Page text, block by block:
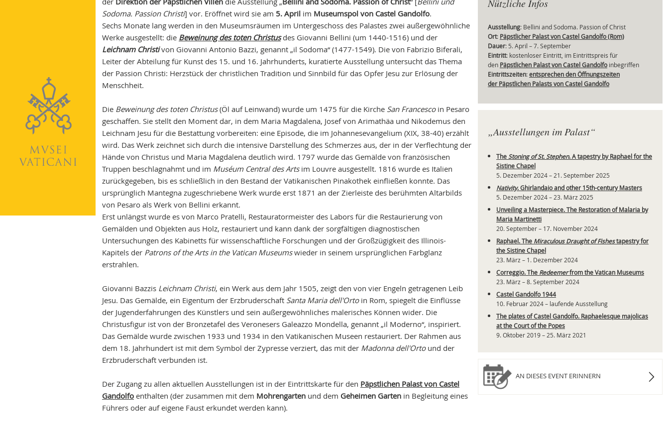
Sodoma. Passion Christi] vor. Eröffnet wird sie am 5. April im Museumspol von Castel Gandolfo.
Sechs Monate lang werden in den Museumsräumen im Untergeschoss des Palastes zwei außergewöhnliche
Werke ausgestellt: die Beweinung des toten Christusdes Giovanni Bellini (um 1440-1516) und der
Leichnam Christi von Giovanni Antonio Bazzi, genannt „il Sodoma“ (1477-1549). Die von Fabrizio Biferali,
Leiter der Abteilung für Kunst des 15. und 16. Jahrhunderts, kuratierte Ausstellung untersucht das Thema
der Passion Christi: Herzstück der christlichen Tradition und Sinnbild für das Opfer Jesu zur Erlösung der
Menschheit.
Die Beweinung des toten Christus(Öl auf Leinwand) wurde um 1475 für die Kirche San Francescoin Pesaro
geschaffen. Sie stellt den Moment dar, in dem Maria Magdalena, Josef von Arimathäa und Nikodemus den
Leichnam Jesu für die Bestattung vorbereiten: eine Episode, die im Johannesevangelium (XIX, 38-40) erzählt
wird. Das Werk zeichnet sich durch die intensive Darstellung des Schmerzes aus, der in der Verflechtung der
Hände von Christus und Maria Magdalena deutlich wird. 1797 wurde das Gemälde von französischen
Truppen beschlagnahmt und im Muséum Central des Artsim Louvre ausgestellt. 1816 wurde es Italien
zurückgegeben, bis es schließlich in den Bestand der Vatikanischen Pinakothek einfließen konnte. Das
ursprünglich Mantegna zugeschriebene Werk wurde erst 1871 an der Zierleiste des berühmten Altarbilds
von Pesaro als Werk von Bellini erkannt.
Erst unlängst wurde es von Marco Pratelli, Restauratormeister des Labors für die Restaurierung von
Gemälden und Objekten aus Holz, restauriert und kann dank der sorgfältigen diagnostischen
Untersuchungen des Kabinetts für wissenschaftliche Forschungen und der Großzügigkeit des Illinois-
Kapitels der Patrons of the Arts in the Vatican Museumswieder in seinem ursprünglichen Farbglanz
erstrahlen.
Giovanni Bazzis Leichnam Christi, ein Werk aus dem Jahr 1505, zeigt den von vier Engeln getragenen Leib
Jesu. Das Gemälde, ein Eigentum der Erzbruderschaft Santa Maria dell'Ortoin Rom, spiegelt die Einflüsse
der Jugenderfahrungen des Künstlers und sein außergewöhnliches malerisches Können wider. Die
Christusfigur ist von der Bronzetafel des Veronesers Galeazzo Mondella, genannt „il Moderno“, inspiriert.
Das Gemälde wurde zwischen 1933 und 1934 in den Vatikanischen Museen restauriert. Der Rahmen aus
dem 18. Jahrhundert ist mit dem Symbol der Zypresse verziert, das mit der Madonna dell'Ortound der
Erzbruderschaft verbunden ist.
Der Zugang zu allen aktuellen Ausstellungen ist in der Eintrittskarte für den Päpstlichen Palast von Castel
Gandolfoenthalten (der zusammen mit dem Mohrengartenund dem Geheimen Gartenin Begleitung eines
Führers oder auf eigene Faust erkundet werden kann).
Nützliche Infos
Ausstellung: Bellini and Sodoma. Passion of Christ
Ort: Päpstlicher Palast von Castel Gandolfo (Rom)
Dauer: 5. April – 7. September
Eintritt: kostenloser Eintritt, im Eintrittspreis für
den Päpstlichen Palast von Castel Gandolfoinbegriffen
Eintrittszeiten:entsprechen den Öffnungszeiten
der Päpstlichen Palasts von Castel Gandolfo
„Ausstellungen im Palast“
The Stoning of St. Stephen. A tapestry by Raphael for the
Sistine Chapel
5. Dezember 2024 – 21. September 2025
Nativity. Ghirlandaio and other 15th-century Masters
5. Dezember 2024 – 23. März 2025
Unveiling a Masterpiece. The Restoration of Malaria by
Maria Martinetti
20. September – 17. November 2024
Raphael. The Miraculous Draught of Fishestapestry for
the Sistine Chapel
23. März – 1. Dezember 2024
Correggio. The Redeemerfrom the Vatican Museums
23. März – 8. September 2024
Castel Gandolfo 1944
10. Februar 2024 – laufende Ausstellung
The plates of Castel Gandolfo. Raphaelesque majolicas
at the Court of the Popes
9. Oktober 2019 – 25. März 2021
AN DIESES EVENT ERINNERN